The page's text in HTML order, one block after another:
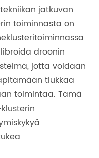
jatkuvan
toiminnasta on
droonin
jotta voidaan
tiukkaa
toimintaa. Tämä